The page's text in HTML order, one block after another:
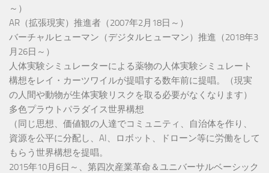
～）
AR（拡張現実）推進者（2007年2月18日～）
バーチャルヒューマン（デジタルヒューマン）推進（2018年3
月26日～）
人体実験シミュレーターによる薬物の人体実験シミュレート
構想をレイ・カーツワイルが提唱する数年前に提唱。（現実
の人間や動物が生体実験リスクを取る必要がなくなります）
多色プラウトパラダイス世界構想
（同じ思想、価値観の人達でコミュニティ、自治体を作り、
資源を公平に分配し、AI、ロボット、ドローン等に労働をして
もらう世界構想を提唱。
2015年10月6日～、第四次産業革命＆ユニバーサルベーシック